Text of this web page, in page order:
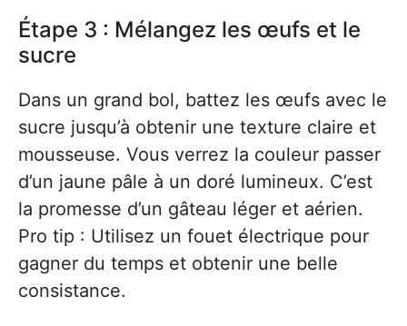
Étape 3 : Mélangez les œufs et le
sucre
Dans un grand bol, battez les œufs avec le
sucre jusqu’à obtenir une texture claire et
mousseuse. Vous verrez la couleur passer
d’un jaune pâle à un doré lumineux. C’est
la promesse d’un gâteau léger et aérien.
Pro tip : Utilisez un fouet électrique pour
gagner du temps et obtenir une belle
consistance.